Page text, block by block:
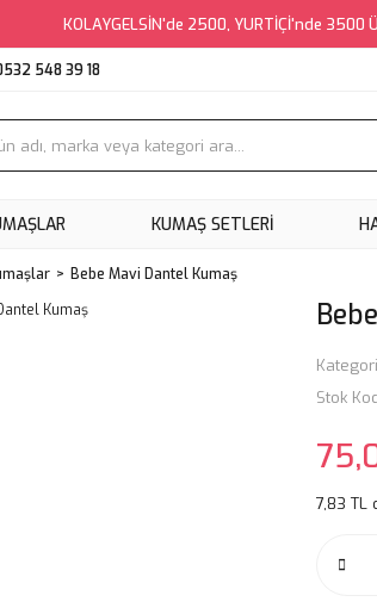
KOLAYGELSİN'de 2500, YURTİÇİ'nde 3500
548 39 18
KUMAŞ SETLERI
Bebe Mavi Dantel Kumaş
Kategori
Stok
7,83 TL